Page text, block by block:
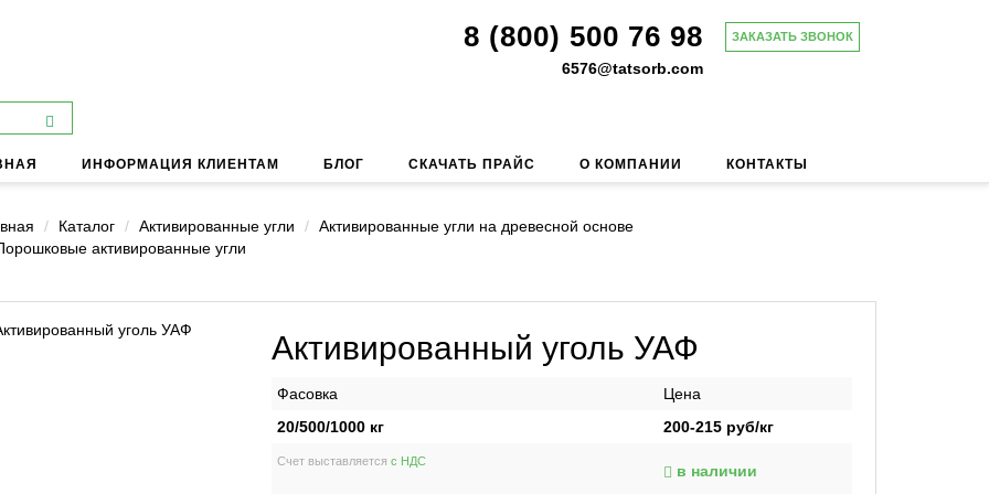
8 (800) 500 76 98
6576@tatsorb.com
ЗАКАЗАТЬ ЗВОНОК
ИНФОРМАЦИЯ КЛИЕНТАМ БЛОГ СКАЧАТЬ ПРАЙС О КОМПАНИИ КОНТАКТЫ
Каталог Активированные угли
Активированные угли на древесной основе
активированные угли
Активированный уголь УАФ
Фасовка
Цена
20/500/1000 кг
200-215руб/кг
Счет выставляется с НДС
в наличии